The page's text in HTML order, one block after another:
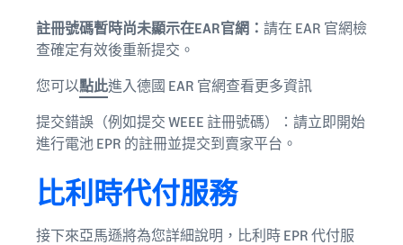
註冊號碼暫時尚未顯示在EAR官網： 請在 EAR 官網檢
查確定有效後重新提交。
您可以點此進入德國 EAR 官網查看更多資訊
提交錯誤（例如提交 WEEE 註冊號碼）：請立即開始
進行電池 EPR 的註冊並提交到賣家平台。
比利時代付服務
接下來亞馬遜將為您詳細說明，比利時 EPR 代付服